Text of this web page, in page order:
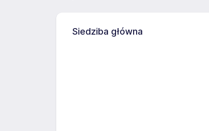
Siedziba główna